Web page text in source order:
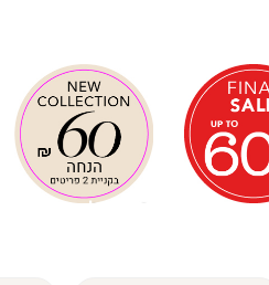
באנר
עיגולים
ספיישל
פרייס
באנר
עיגולים
ספיישל
פרייס